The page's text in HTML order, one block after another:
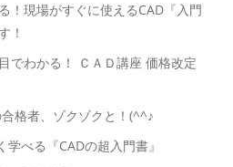
！現場がすぐに使えるCAD『入門
！
でわかる！ ＣＡＤ講座 価格改定
格者、ゾクゾクと！(^^♪
べる『CADの超入門書』